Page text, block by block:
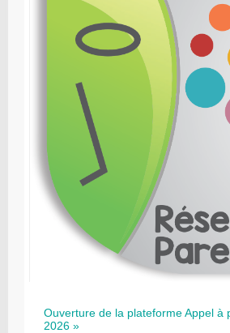
Ouverture de la plateforme Appel à
2026 »